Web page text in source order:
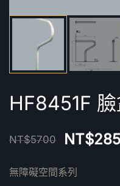
HF8451F
NT$5700 NT$
無障礙空間系列